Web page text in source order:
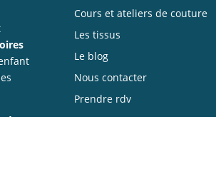
la
Cours et ateliers de couture
Les tissus
Le blog
Nous contacter
Prendre rdv